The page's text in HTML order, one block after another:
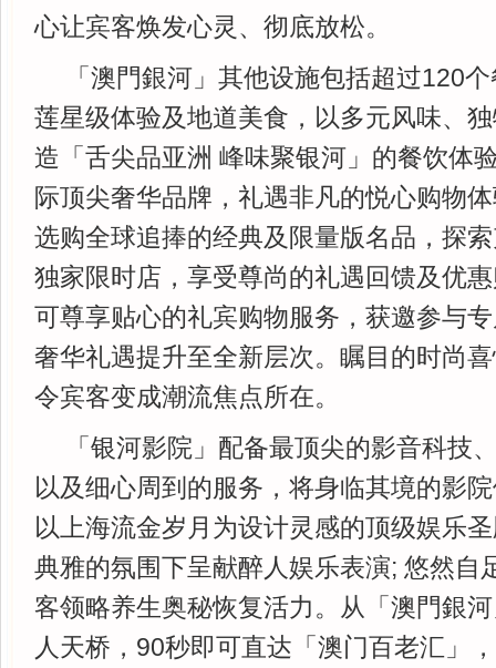
心让宾客焕发心灵、彻底放松。
「澳門銀河」其他设施包括超过120
莲星级体验及地道美食，以多元风味、
造「舌尖品亚洲 峰味聚银河」的餐饮体
际顶尖奢华品牌，礼遇非凡的悦心购物
选购全球追捧的经典及限量版名品，探
独家限时店，享受尊尚的礼遇回馈及优
可尊享贴心的礼宾购物服务，获邀参与
奢华礼遇提升至全新层次。瞩目的时尚
令宾客变成潮流焦点所在。
「银河影院」配备最顶尖的影音科技
以及细心周到的服务，将身临其境的影
以上海流金岁月为设计灵感的顶级娱乐
典雅的氛围下呈献醉人娱乐表演; 悠然自
客领略养生奥秘恢复活力。从「澳門銀
人天桥，90秒即可直达「澳门百老汇」